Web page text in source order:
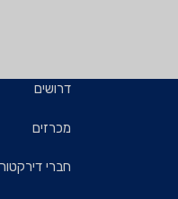
דרושים
מכרזים
חברי